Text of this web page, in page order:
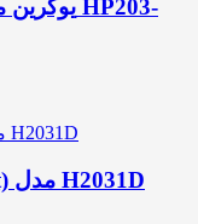
هدست مخصوص بازی هویت (Havit) مدل H2031D